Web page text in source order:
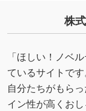
URLをご指
いたします
→ 詳しく見
株
「ほしい！ノベ
ているサイトです
自分たちがもら
イン性が高くお